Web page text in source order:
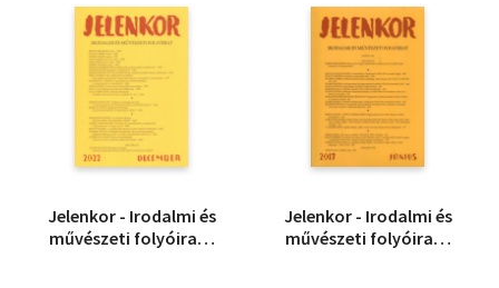
Jelenkor - Irodalmi és
művészeti folyóirat -
Jelenkor - Irodalmi és
művészeti folyóirat -